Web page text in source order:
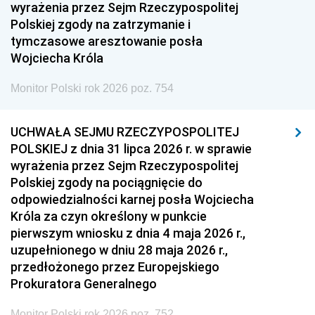
1951 1950 1949
1948 1947
1939
wyrażenia przez Sejm Rzeczypospolitej
Polskiej zgody na zatrzymanie i
tymczasowe aresztowanie posła
Wojciecha Króla
Monitor Polski rok 2026 poz. 754
UCHWAŁA SEJMU RZECZYPOSPOLITEJ
POLSKIEJ z dnia 31 lipca 2026 r. w sprawie
wyrażenia przez Sejm Rzeczypospolitej
Polskiej zgody na pociągnięcie do
odpowiedzialności karnej posła Wojciecha
Króla za czyn określony w punkcie
pierwszym wniosku z dnia 4 maja 2026 r.,
uzupełnionego w dniu 28 maja 2026 r.,
przedłożonego przez Europejskiego
Prokuratora Generalnego